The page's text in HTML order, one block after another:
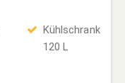
Kühlschrank
120 L